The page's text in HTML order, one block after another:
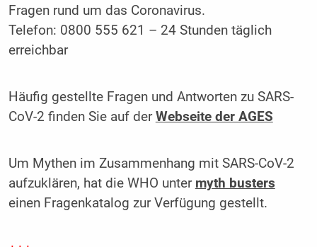
Fragen rund um das Coronavirus.
Telefon: 0800 555 621 – 24 Stunden täglich
erreichbar
Häufig gestellte Fragen und Antworten zu SARS-
CoV-2 finden Sie auf derWebseite der AGES
Um Mythen im Zusammenhang mit SARS-CoV-2
aufzuklären, hat die WHO unter myth busters
einen Fragenkatalog zur Verfügung gestellt.